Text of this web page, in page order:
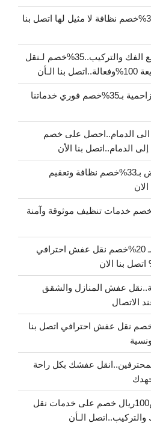
شركة تنظيف بالدوادمي بـ33%خصم نظافة لا مثيل لها اتصل بنا
شركة نقل عفش بالرياض مع الفك والتركيب..35%خصم لـنقل
شركة مكافحة حشرات بالمزاحمية بـ35%خصم فوري خدماتنا
الدمام..احصل على خصم
شركة تنظيف مكاتب بالرياض بـ33%خصم نظافة وتعقيم
تنظيف بضرما بـ30%خصم خدمات تنظيف موثوقة وآمنة
دينا نقل عفش حي النسيم بـ 20%خصم نقل عفش احترافي
عفش المنازل والشقق
المونسيه بـ35%خصم نقل عفش احترافي اتصل بنا
عفشك بكل راحة
دينا نقل عفش غرب الرياض100ريال خصم على خدمات نقل
الـأن